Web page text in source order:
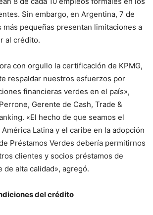
Sin embargo, en Argentina, 7 de
más pequeñas presentan limitaciones a
al crédito.
con orgullo la certificación de KPMG,
respaldar nuestros esfuerzos por
financieras verdes en el país»,
Gerente de Cash, Trade &
«El hecho de que seamos el
Latina y el caribe en la adopción
Préstamos Verdes debería permitirnos
clientes y socios préstamos de
de alta calidad», agregó.
del crédito